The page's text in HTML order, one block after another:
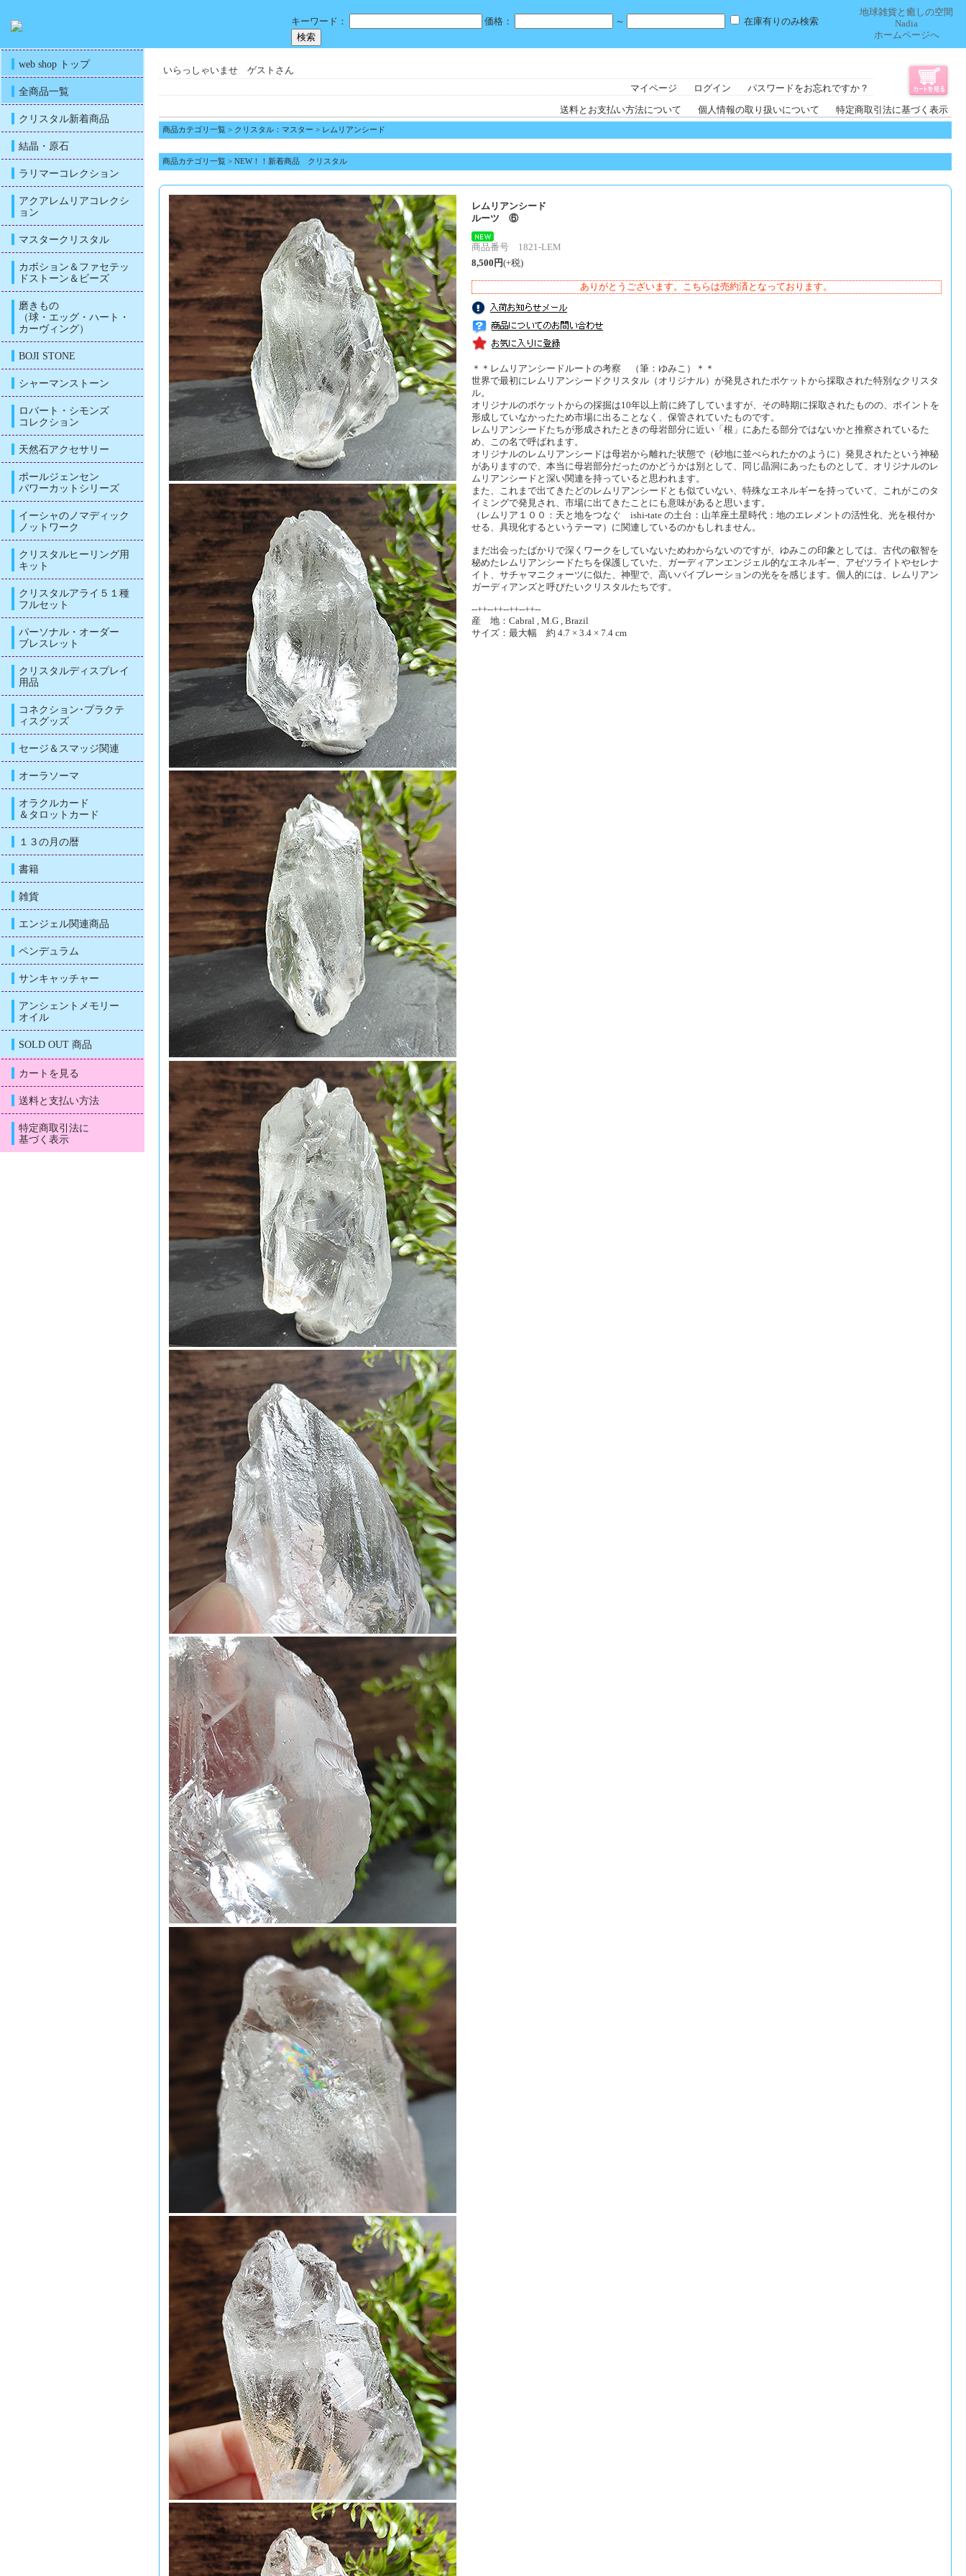
キーワード： 価格： ～ 在庫有りのみ検索
地球雑貨と癒しの空間
Nadia
ホームページへ
web shop トップ
全商品一覧
クリスタル新着商品
結晶・原石
ラリマーコレクション
アクアレムリアコレクシ
ョン
マスタークリスタル
カボション＆ファセテッ
ドストーン＆ビーズ
磨きもの
（球・エッグ・ハート・
カーヴィング）
BOJI STONE
シャーマンストーン
ロバート・シモンズ
コレクション
天然石アクセサリー
ポールジェンセン
パワーカットシリーズ
イーシャのノマディック
ノットワーク
クリスタルヒーリング用
キット
クリスタルアライ５１種
フルセット
パーソナル・オーダー
ブレスレット
クリスタルディスプレイ
用品
コネクション･プラクテ
ィスグッズ
セージ＆スマッジ関連
オーラソーマ
オラクルカード
＆タロットカード
１３の月の暦
書籍
雑貨
エンジェル関連商品
ペンデュラム
サンキャッチャー
アンシェントメモリー
オイル
SOLD OUT 商品
カートを見る
送料と支払い方法
特定商取引法に
基づく表示
いらっしゃいませ ゲストさん
マイページ
ログイン パスワードをお忘れですか？
送料とお支払い方法について 個人情報の取り扱いについて 特定商取引法に基づく表示
商品カテゴリ一覧 > クリスタル：マスター > レムリアンシード
商品カテゴリ一覧 > NEW！！新着商品 クリスタル
レムリアンシード
ルーツ ⑥
商品番号 1821-LEM
8,500円(+税)
ありがとうございます。こちらは売約済となっております。
＊＊レムリアンシードルートの考察 （筆：ゆみこ）＊＊
世界で最初にレムリアンシードクリスタル（オリジナル）が発見されたポケットから採取された特別なクリスタ
ル。
オリジナルのポケットからの採掘は10年以上前に終了していますが、その時期に採取されたものの、ポイントを
形成していなかったため市場に出ることなく、保管されていたものです。
レムリアンシードたちが形成されたときの母岩部分に近い「根」にあたる部分ではないかと推察されているた
め、この名で呼ばれます。
オリジナルのレムリアンシードは母岩から離れた状態で（砂地に並べられたかのように）発見されたという神秘
がありますので、本当に母岩部分だったのかどうかは別として、同じ晶洞にあったものとして、オリジナルのレ
ムリアンシードと深い関連を持っていると思われます。
また、これまで出てきたどのレムリアンシードとも似ていない、特殊なエネルギーを持っていて、これがこのタ
イミングで発見され、市場に出てきたことにも意味があると思います。
（レムリア１００：天と地をつなぐ ishi-tate の土台：山羊座土星時代：地のエレメントの活性化、光を根付か
せる、具現化するというテーマ）に関連しているのかもしれません。
まだ出会ったばかりで深くワークをしていないためわからないのですが、ゆみこの印象としては、古代の叡智を
秘めたレムリアンシードたちを保護していた、ガーディアンエンジェル的なエネルギー、アゼツライトやセレナ
イト、サチャマニクォーツに似た、神聖で、高いバイブレーションの光をを感じます。個人的には、レムリアン
ガーディアンズと呼びたいクリスタルたちです。
--++--++--++--++--
産 地：Cabral , M.G , Brazil
サイズ：最大幅 約 4.7 × 3.4 × 7.4 cm